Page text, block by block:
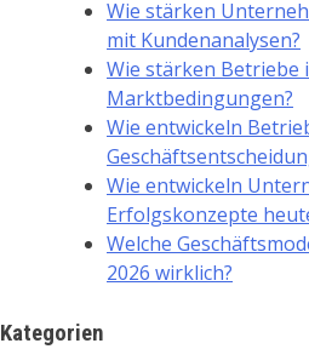
Wie stärken
mit Kundenanalysen?
Wie stärken Betriebe
Marktbedingungen?
Wie entwickeln
Wie entwickeln
Erfolgskonzepte
Welche
2026 wirklich?
Kategorien